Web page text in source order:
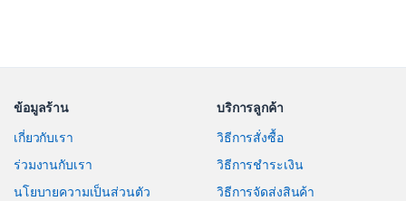
ข้อมูลร้าน
เกี่ยวกับเรา
ร่วมงานกับเรา
นโยบายความเป็นส่วนตัว
บริการลูกค้า
วิธีการสั่งซื้อ
วิธีการชำระเงิน
วิธีการจัดส่งสินค้า